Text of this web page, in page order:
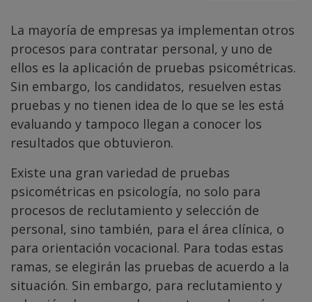
La mayoría de empresas ya implementan otros
procesos para contratar personal, y uno de
ellos es la aplicación de pruebas psicométricas.
Sin embargo, los candidatos, resuelven estas
pruebas y no tienen idea de lo que se les está
evaluando y tampoco llegan a conocer los
resultados que obtuvieron.
Existe una gran variedad de pruebas
psicométricas en psicología, no solo para
procesos de reclutamiento y selección de
personal, sino también, para el área clínica, o
para orientación vocacional. Para todas estas
ramas, se elegirán las pruebas de acuerdo a la
situación. Sin embargo, para reclutamiento y